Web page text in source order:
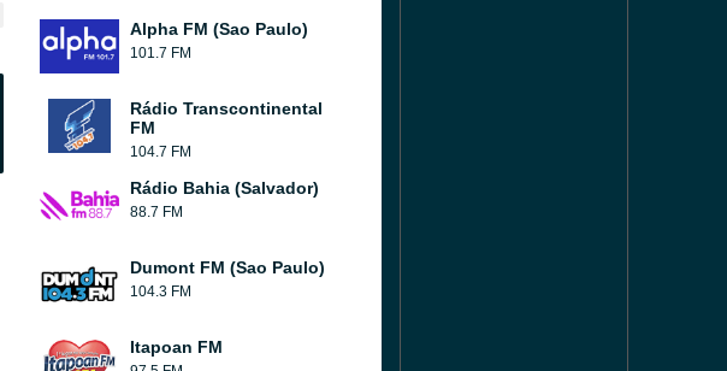
Alpha FM (Sao Paulo)
101.7 FM
Rádio Transcontinental
FM
104.7 FM
Rádio Bahia (Salvador)
88.7 FM
Dumont FM (Sao Paulo)
104.3 FM
Itapoan FM